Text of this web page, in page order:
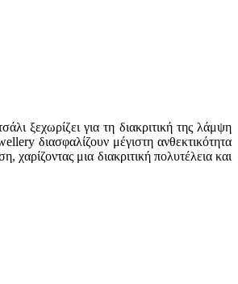
ξεχωρίζει για τη διακριτική της λάμψη
διασφαλίζουν μέγιστη ανθεκτικότητα
χαρίζοντας μια διακριτική πολυτέλεια και